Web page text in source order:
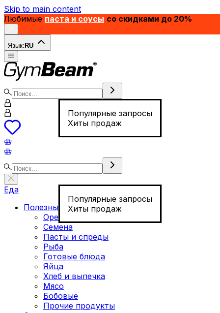
Skip to main content
Любимые паста и соусы со скидками до 20%
Язык: RU
Популярные запросы
Хиты продаж
Популярные запросы
Хиты продаж
Еда
Полезные продукты
Орехи
Семена
Пасты и спреды
Рыба
Готовые блюда
Яйца
Хлеб и выпечка
Мясо
Бобовые
Прочие продукты